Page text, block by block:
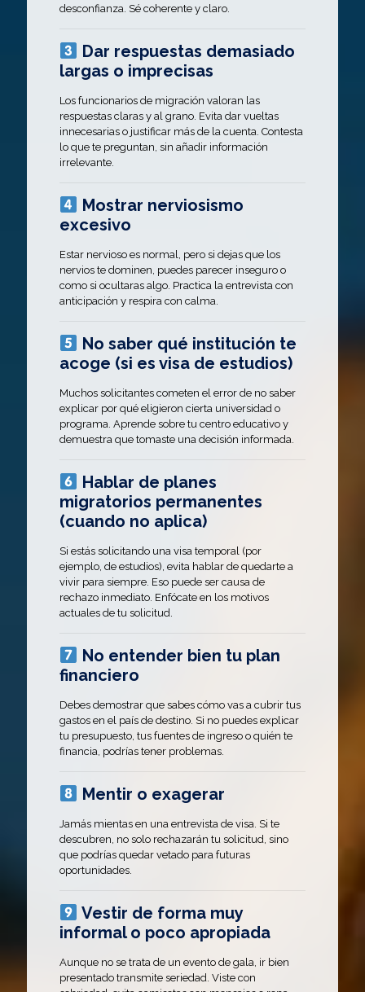
desconfianza. Sé coherente y claro.
Dar respuestas demasiado
largas o imprecisas
Los funcionarios de migración valoran las
respuestas claras y al grano. Evita dar vueltas
innecesarias o justificar más de la cuenta. Contesta
lo que te preguntan, sin añadir información
irrelevante.
Mostrar nerviosismo
excesivo
Estar nervioso es normal, pero si dejas que los
nervios te dominen, puedes parecer inseguro o
como si ocultaras algo. Practica la entrevista con
anticipación y respira con calma.
No saber qué institución te
acoge (si es visa de estudios)
Muchos solicitantes cometen el error de no saber
explicar por qué eligieron cierta universidad o
programa. Aprende sobre tu centro educativo y
demuestra que tomaste una decisión informada.
Hablar de planes
migratorios permanentes
(cuando no aplica)
Si estás solicitando una visa temporal (por
ejemplo, de estudios), evita hablar de quedarte a
vivir para siempre. Eso puede ser causa de
rechazo inmediato. Enfócate en los motivos
actuales de tu solicitud.
No entender bien tu plan
financiero
Debes demostrar que sabes cómo vas a cubrir tus
gastos en el país de destino. Si no puedes explicar
tu presupuesto, tus fuentes de ingreso o quién te
financia, podrías tener problemas.
Mentir o exagerar
Jamás mientas en una entrevista de visa. Si te
descubren, no solo rechazarán tu solicitud, sino
que podrías quedar vetado para futuras
oportunidades.
Vestir de forma muy
informal o poco apropiada
Aunque no se trata de un evento de gala, ir bien
presentado transmite seriedad. Viste con